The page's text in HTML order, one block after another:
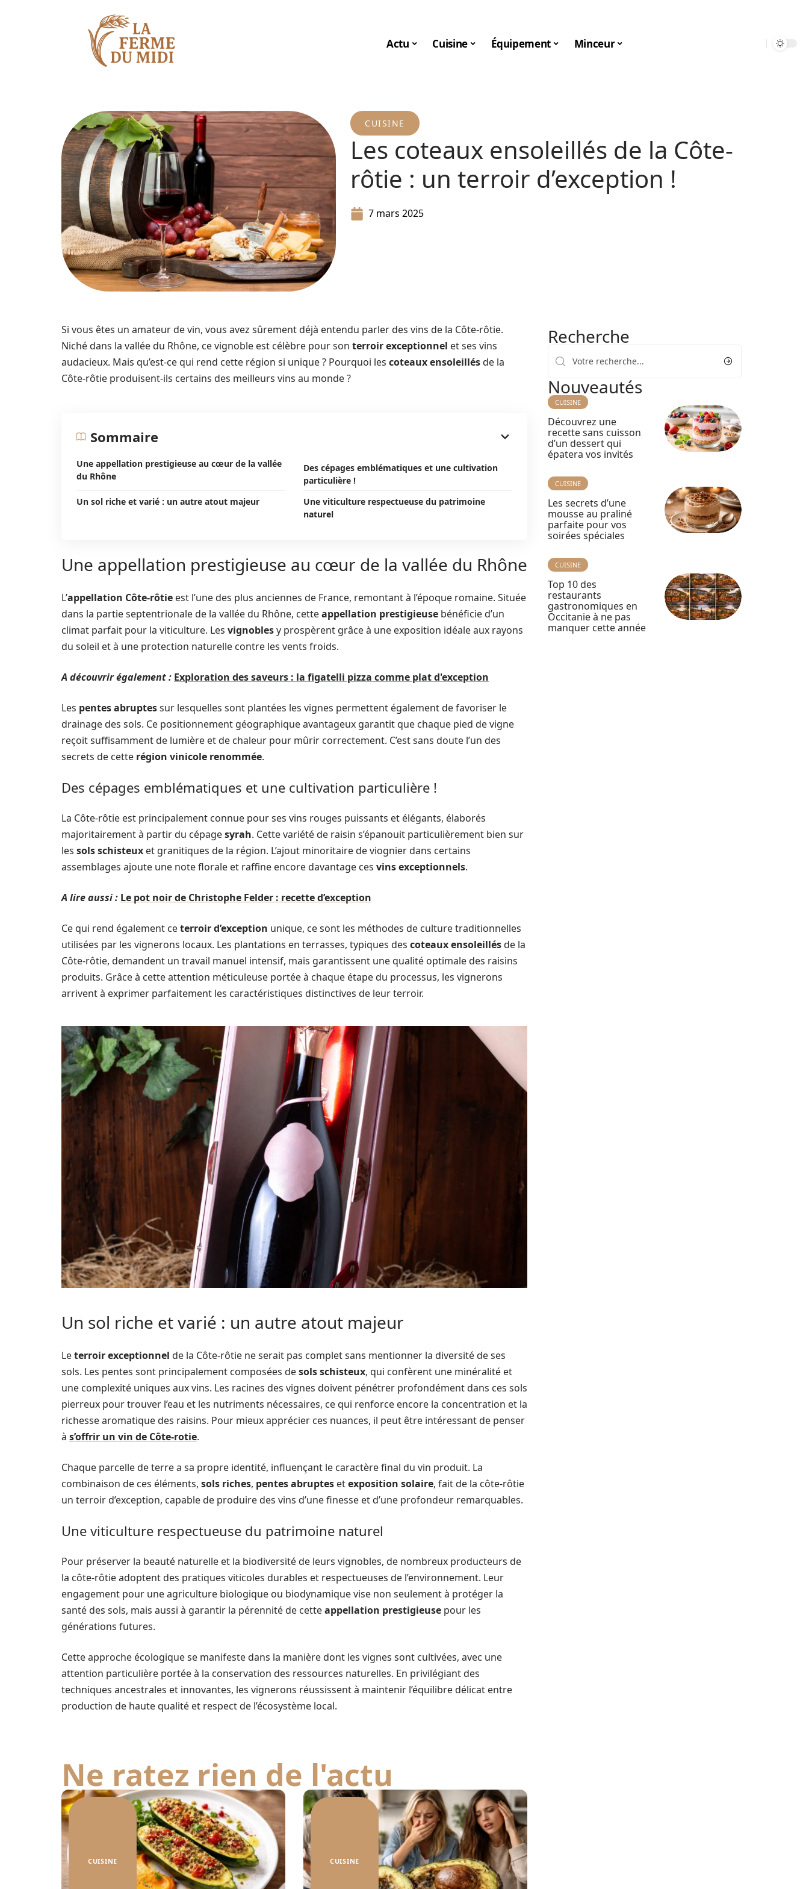
Actu Cuisine Équipement Minceur
CUISINE
Les coteaux ensoleillés de la Côte-
rôtie : un terroir d’exception !
7 mars 2025
Si vous êtes un amateur de vin, vous avez sûrement déjà entendu parler des vins de la Côte-rôtie.
Niché dans la vallée du Rhône, ce vignoble est célèbre pour son terroir exceptionnel et ses vins
audacieux. Mais qu’est-ce qui rend cette région si unique ? Pourquoi les coteaux ensoleillésde la
Côte-rôtie produisent-ils certains des meilleurs vins au monde ?
Sommaire
Une appellation prestigieuse au cœur de la vallée
du Rhône
Des cépages emblématiques et une cultivation
particulière !
Un sol riche et varié : un autre atout majeur
Une viticulture respectueuse du patrimoine
naturel
Une appellation prestigieuse au cœur de la vallée du Rhône
L’appellation Côte-rôtie est l’une des plus anciennes de France, remontant à l’époque romaine. Située
dans la partie septentrionale de la vallée du Rhône, cetteappellation prestigieuse bénéficie d’un
climat parfait pour la viticulture. Les vignoblesy prospèrent grâce à une exposition idéale aux rayons
du soleil et à une protection naturelle contre les vents froids.
A découvrir également : Exploration des saveurs : la figatelli pizza comme plat d'exception
Les pentes abruptessur lesquelles sont plantées les vignes permettent également de favoriser le
drainage des sols. Ce positionnement géographique avantageux garantit que chaque pied de vigne
reçoit suffisamment de lumière et de chaleur pour mûrir correctement. C’est sans doute l’un des
secrets de cette région vinicole renommée.
Des cépages emblématiques et une cultivation particulière !
La Côte-rôtie est principalement connue pour ses vins rouges puissants et élégants, élaborés
majoritairement à partir du cépagesyrah. Cette variété de raisin s’épanouit particulièrement bien sur
les sols schisteux et granitiques de la région. L’ajout minoritaire de viognier dans certains
assemblages ajoute une note florale et raffine encore davantage ces vins exceptionnels.
A lire aussi : Le pot noir de Christophe Felder : recette d’exception
Ce qui rend également ceterroir d’exception unique, ce sont les méthodes de culture traditionnelles
utilisées par les vignerons locaux. Les plantations en terrasses, typiques des coteaux ensoleillésde la
Côte-rôtie, demandent un travail manuel intensif, mais garantissent une qualité optimale des raisins
produits. Grâce à cette attention méticuleuse portée à chaque étape du processus, les vignerons
arrivent à exprimer parfaitement les caractéristiques distinctives de leur terroir.
Un sol riche et varié : un autre atout majeur
Leterroir exceptionnel de la Côte-rôtie ne serait pas complet sans mentionner la diversité de ses
sols. Les pentes sont principalement composées desols schisteux, qui confèrent une minéralité et
une complexité uniques aux vins. Les racines des vignes doivent pénétrer profondément dans ces sols
pierreux pour trouver l’eau et les nutriments nécessaires, ce qui renforce encore la concentration et la
richesse aromatique des raisins. Pour mieux apprécier ces nuances, il peut être intéressant de penser
à s’offrir un vin de Côte-rotie.
Chaque parcelle de terre a sa propre identité, influençant le caractère final du vin produit. La
combinaison de ces éléments, sols riches, pentes abruptes etexposition solaire, fait de la côte-rôtie
un terroir d’exception, capable de produire des vins d’une finesse et d’une profondeur remarquables.
Une viticulture respectueuse du patrimoine naturel
Pour préserver la beauté naturelle et la biodiversité de leurs vignobles, de nombreux producteurs de
la côte-rôtie adoptent des pratiques viticoles durables et respectueuses de l’environnement. Leur
engagement pour une agriculture biologique ou biodynamique vise non seulement à protéger la
santé des sols, mais aussi à garantir la pérennité de cetteappellation prestigieuse pour les
générations futures.
Cette approche écologique se manifeste dans la manière dont les vignes sont cultivées, avec une
attention particulière portée à la conservation des ressources naturelles. En privilégiant des
techniques ancestrales et innovantes, les vignerons réussissent à maintenir l’équilibre délicat entre
production de haute qualité et respect de l’écosystème local.
Ne ratez rien de l'actu
CUISINE CUISINE
Recherche
Nouveautés
CUISINE
Découvrez une
recette sans cuisson
d’un dessert qui
épatera vos invités
CUISINE
Les secrets d’une
mousse au praliné
parfaite pour vos
soirées spéciales
CUISINE
Top 10 des
restaurants
gastronomiques en
Occitanie à ne pas
manquer cette année